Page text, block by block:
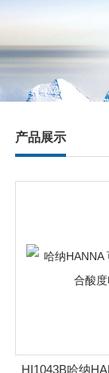
产品展示
HI1043B哈纳